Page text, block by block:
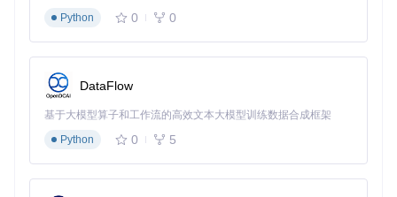
其响应式设计保证了在不同设备上的良好显示效果，无论是在
无jQuery依赖 ：使用现代前端技术栈，提高性能。
SCSS支持
：便于开发者自定义和扩展。
求。
Python
0 0
DataFlow
基于大模型算子和工作流的高效文本大模型训练数据合成框架
Python
0 5